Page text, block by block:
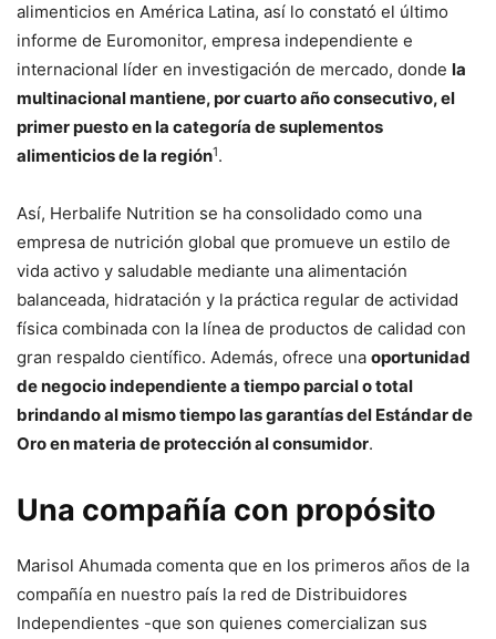
alimenticios en América Latina, así lo constató el último
informe de Euromonitor, empresa independiente e
internacional líder en investigación de mercado, donde la
multinacional mantiene, por cuarto año consecutivo, el
primer puesto en la categoría de suplementos
alimenticios de la región1.
Así, Herbalife Nutrition se ha consolidado como una
empresa de nutrición global que promueve un estilo de
vida activo y saludable mediante una alimentación
balanceada, hidratación y la práctica regular de actividad
física combinada con la línea de productos de calidad con
gran respaldo científico. Además, ofrece una oportunidad
de negocio independiente a tiempo parcial o total
brindando al mismo tiempo las garantías del Estándar de
Oro en materia de protección al consumidor.
Una compañía con propósito
Marisol Ahumada comenta que en los primeros años de la
compañía en nuestro país la red de Distribuidores
Independientes -que son quienes comercializan sus